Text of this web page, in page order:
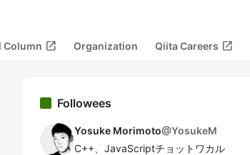
Column open_in_new Organization Qiita Careers open_in_new
Followees
Yosuke Morimoto@YosukeM
C++、JavaScriptチョットワカル